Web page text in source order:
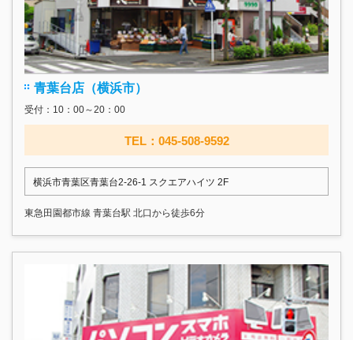
青葉台店（横浜市）
受付：10：00～20：00
TEL：045-508-9592
横浜市青葉区青葉台2-26-1 スクエアハイツ 2F
東急田園都市線 青葉台駅 北口から徒歩6分